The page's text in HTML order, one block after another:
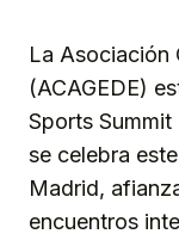
La Asociación
(ACAGEDE)
Sports
se celebra
Madrid,
encuentros